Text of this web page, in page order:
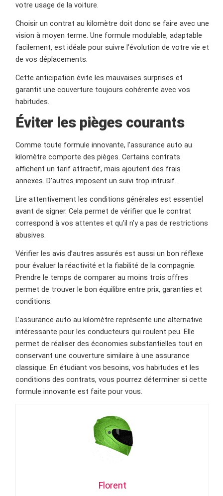
votre usage de la voiture.
Choisir un contrat au kilomètre doit donc se faire avec une
vision à moyen terme. Une formule modulable, adaptable
facilement, est idéale pour suivre l’évolution de votre vie et
de vos déplacements.
Cette anticipation évite les mauvaises surprises et
garantit une couverture toujours cohérente avec vos
habitudes.
Éviter les pièges courants
Comme toute formule innovante, l’assurance auto au
kilomètre comporte des pièges. Certains contrats
affichent un tarif attractif, mais ajoutent des frais
annexes. D’autres imposent un suivi trop intrusif.
Lire attentivement les conditions générales est essentiel
avant de signer. Cela permet de vérifier que le contrat
correspond à vos attentes et qu’il n’y a pas de restrictions
abusives.
Vérifier les avis d’autres assurés est aussi un bon réflexe
pour évaluer la réactivité et la fiabilité de la compagnie.
Prendre le temps de comparer au moins trois offres
permet de trouver le bon équilibre entre prix, garanties et
conditions.
L’assurance auto au kilomètre représente une alternative
intéressante pour les conducteurs qui roulent peu. Elle
permet de réaliser des économies substantielles tout en
conservant une couverture similaire à une assurance
classique. En étudiant vos besoins, vos habitudes et les
conditions des contrats, vous pourrez déterminer si cette
formule innovante est faite pour vous.
Florent